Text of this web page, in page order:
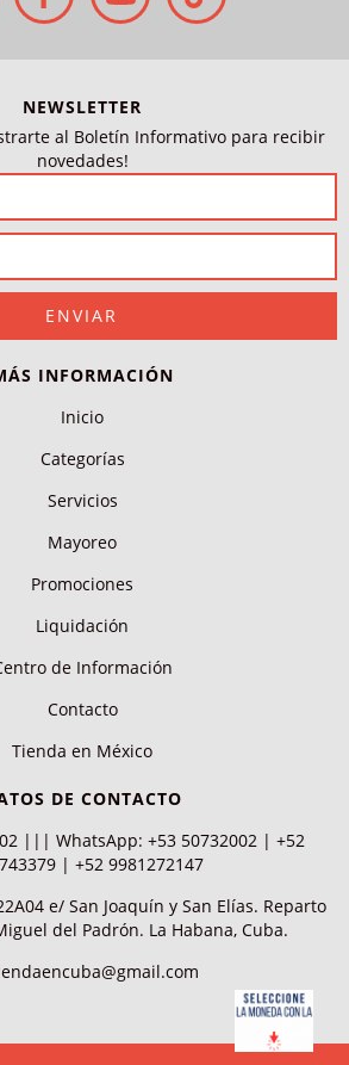
NEWSLETTER
al Boletín Informativo para recibir
novedades!
INFORMACIÓN
Inicio
Categorías
Servicios
Mayoreo
Promociones
Liquidación
de Información
Contacto
Tienda en México
DE CONTACTO
||| WhatsApp: +53 50732002 | +52
| +52 9981272147
e/ San Joaquín y San Elías. Reparto
del Padrón. La Habana, Cuba.